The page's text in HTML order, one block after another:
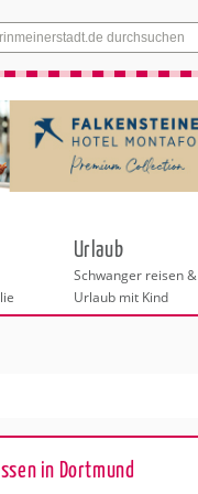
Menü
Urlaub
Schwanger reisen &
Urlaub mit Kind
in Dortmund